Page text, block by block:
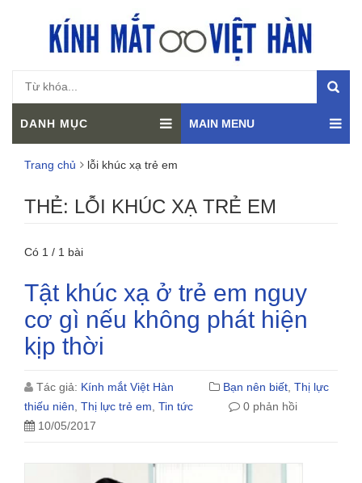
DANH MỤC MAIN MENU
Trang chủ lỗi khúc xạ trẻ em
THẺ: LỖI KHÚC XẠ TRẺ EM
Có 1 / 1 bài
Tật khúc xạ ở trẻ em nguy
cơ gì nếu không phát hiện
kịp thời
Tác giả: Kính mắt Việt Hàn Bạn nên biết Thị lực
thiếu niên Thị lực trẻ em Tin tức
0 phản hồi
10/05/2017